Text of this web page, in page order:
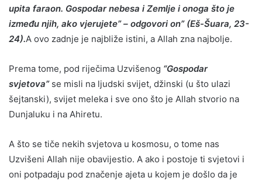
upita faraon. Gospodar nebesa i Zemlje i onoga što je
između njih, ako vjerujete” – odgovori on” (Eš-Šuara, 23-
24).A ovo zadnje je najbliže istini, a Allah zna najbolje.
Prema tome, pod riječima Uzvišenog “Gospodar
svjetova”se misli na ljudski svijet, džinski (u što ulazi
šejtanski), svijet meleka i sve ono što je Allah stvorio na
Dunjaluku i na Ahiretu.
A što se tiče nekih svjetova u kosmosu, o tome nas
Uzvišeni Allah nije obavijestio. A ako i postoje ti svjetovi i
oni potpadaju pod značenje ajeta u kojem je došlo da je